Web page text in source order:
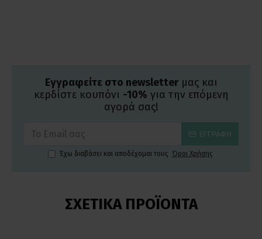
Εγγραφείτε στο newsletterμας και
κερδίστε κουπόνι -10% για την επόμενη
αγορά σας!
ΕΓΓΡΑΦΉ
Έχω διαβάσει και αποδέχομαι τους Όροι Χρήσης
ΣΧΕΤΙΚΆ ΠΡΟΪΌΝΤΑ